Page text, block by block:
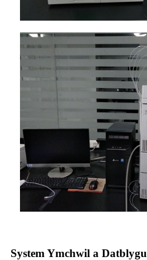
System Ymchwil a Datblygu